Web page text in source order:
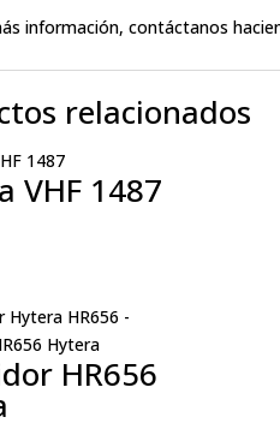
información, contáctanos
relacionados
VHF 1487
HR656